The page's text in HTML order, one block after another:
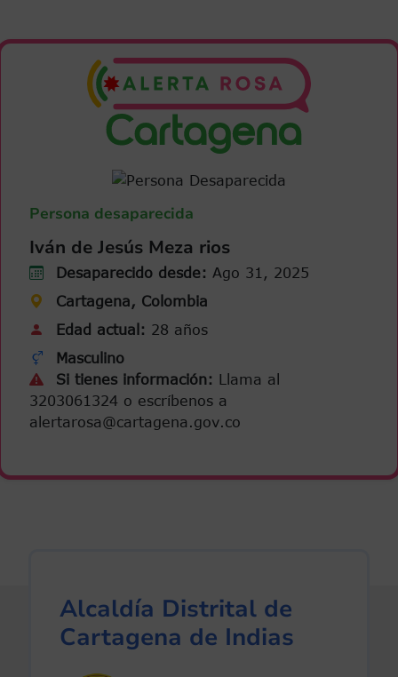
Persona desaparecida
Iván de Jesús Meza rios
Desaparecido desde: Ago 31, 2025
Cartagena, Colombia
Edad actual: 28 años
Masculino
Si tienes información: Llama al
3203061324 o escríbenos a
alertarosa@cartagena.gov.co
Alcaldía Distrital de
Cartagena de Indias